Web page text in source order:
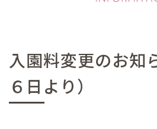
入園料変更のお知
６日より）